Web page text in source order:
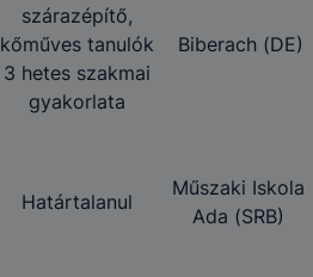
szárazépítő,
kőműves tanulók
3 hetes szakmai
gyakorlata
Biberach (DE)
Határtalanul
Műszaki Iskola
Ada (SRB)